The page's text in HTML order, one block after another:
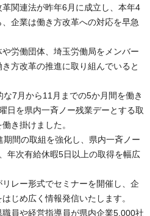
関連法が昨年6月に成立し、本年4
企業は働き方改革への対応を早急
労働団体、埼玉労働局をメンバー
方改革の推進に取り組んでいると
7月から11月までの5か月間を働き
日を県内一斉ノー残業デーとする取
き掛けました。
間の取組を強化し、県内一斉ノー
年次有給休暇5日以上の取得を幅広
レー形式でセミナーを開催し、企
じめ広く情報発信いたします。
員や経営指導員が県内企業5,000社